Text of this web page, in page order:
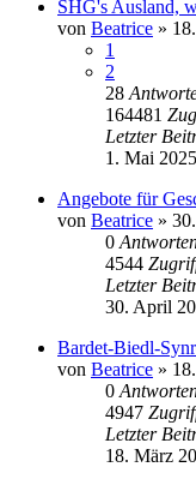
SHG's Ausland,
von Beatrice »
1
2
28
164481
Letzter
1. Mai
Angebote für
von Beatrice »
0
4544
Letzter
30. April
Bardet-Biedl-
von Beatrice »
0
4947
Letzter
18. März